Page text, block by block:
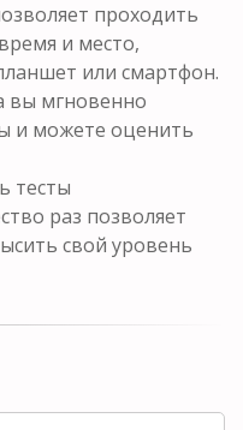
проходить
и место,
или смартфон.
вы мгновенно
и можете оценить
тесты
раз позволяет
свой уровень